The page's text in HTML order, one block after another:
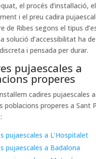
el procés d’instal·lació, el
i el preu cadira
de Ribes segons el tipus
solució d’accessibilitat ha
i pensada per durar.
pujaescales a
properes
cadires pujaescales a
poblacions properes a Sant
pujaescales a L’Hospitalet
pujaescales a Badalona